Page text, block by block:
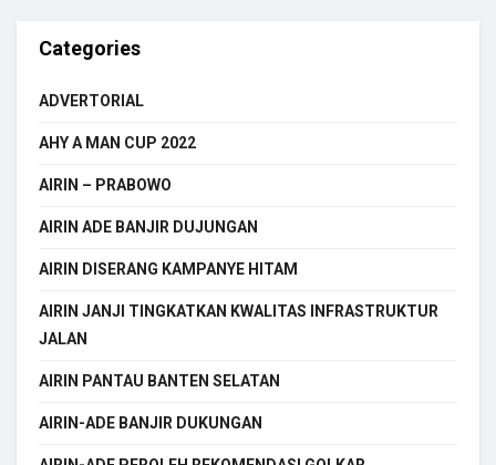
Categories
ADVERTORIAL
AHY A MAN CUP 2022
AIRIN – PRABOWO
AIRIN ADE BANJIR DUJUNGAN
AIRIN DISERANG KAMPANYE HITAM
AIRIN JANJI TINGKATKAN KWALITAS INFRASTRUKTUR
JALAN
AIRIN PANTAU BANTEN SELATAN
AIRIN-ADE BANJIR DUKUNGAN